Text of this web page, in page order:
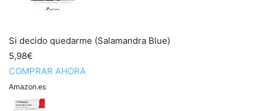
Si decido quedarme (Salamandra Blue)
5,98€
COMPRAR AHORA
Amazon.es